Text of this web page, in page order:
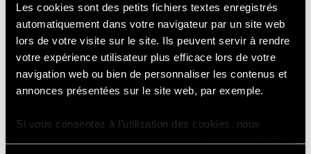
Les cookies sont des petits fichiers textes enregistrés
automatiquement dans votre navigateur par un site web
lors de votre visite sur le site. Ils peuvent servir à rendre
votre expérience utilisateur plus efficace lors de votre
navigation web ou bien de personnaliser les contenus et
annonces présentées sur le site web, par exemple.
Si vous consentez à l’utilisation des cookies, nous
périphérie (edge computing), offrant de
nouvelles perspectives en matière de
performance et de souveraineté des
données.
À plus long terme, la convergence entre